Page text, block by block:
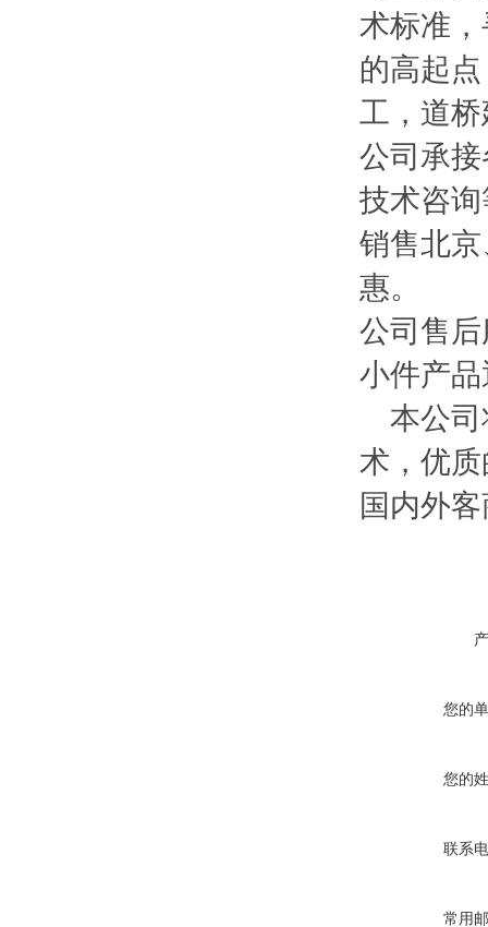
术标准
的高起
工，道
公司承
技术咨
销售北
惠。
公司售
小件产
本公司
术，优
国内外
您的
您的
联系
常用